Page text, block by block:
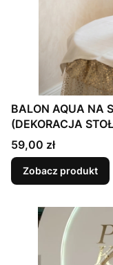
BALON AQUA NA
Cena
59,00 zł
Zobacz produkt